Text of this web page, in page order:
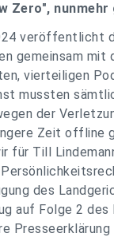
Zero", nunmehr
veröffentlicht
gemeinsam mit
vierteiligen
mussten
der
Zeit offline
für Till
des
auf Folge 2
Presseerklärung